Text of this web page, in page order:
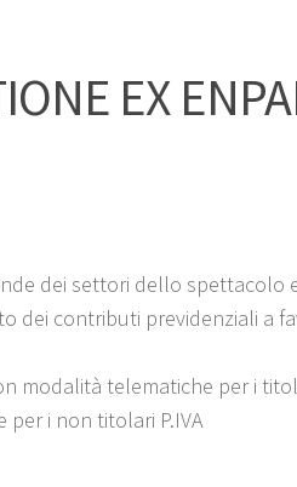
EX
dei settori dello
dei contributi previdenziali
modalità telematiche per i
i non titolari P.IVA